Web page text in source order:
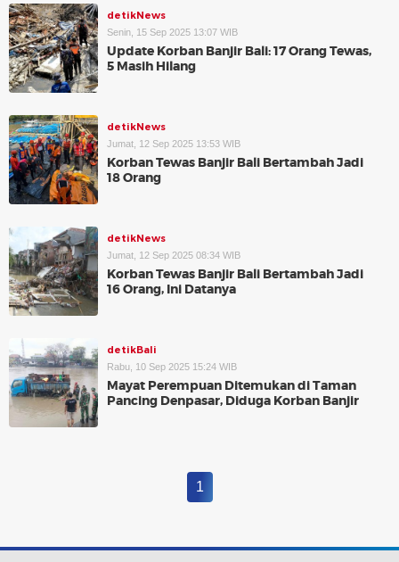
detikNews
Senin, 15 Sep 2025 13:07 WIB
Update Korban Banjir Bali: 17 Orang Tewas,
5 Masih Hilang
detikNews
Jumat, 12 Sep 2025 13:53 WIB
Korban Tewas Banjir Bali Bertambah Jadi
18 Orang
detikNews
Jumat, 12 Sep 2025 08:34 WIB
Korban Tewas Banjir Bali Bertambah Jadi
16 Orang, Ini Datanya
detikBali
Rabu, 10 Sep 2025 15:24 WIB
Mayat Perempuan Ditemukan di Taman
Pancing Denpasar, Diduga Korban Banjir
1